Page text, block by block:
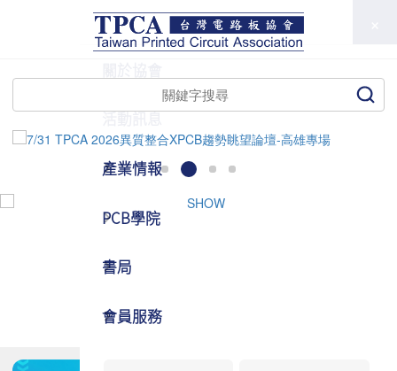
TPCA
活動訊息
產業情報
PCB學院
書局
會員服務